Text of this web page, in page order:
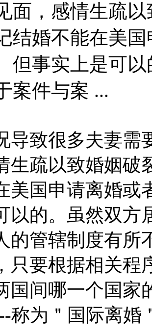
面，感情生疏
结婚不能在美
但事实上是可
案件与案 ...
导致很多夫妻需
生疏以致婚姻破
美国申请离婚或
以的。虽然双方
的管辖制度有所
只要根据相关程
国间哪一个国家
称为＂国际离婚